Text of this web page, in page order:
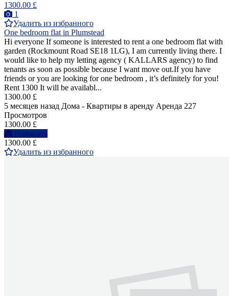
1300.00 £
1
Удалить из избранного
One bedroom flat in Plumstead
Hi everyone If someone is interested to rent a one bedroom flat with
garden (Rockmount Road SE18 1LG), I am currently living there. I
would like to help my letting agency ( KALLARS agency) to find
tenants as soon as possible because I want move out.If you have
friends or you are looking for one bedroom , it’s definitely for you!
Rent 1300 It will be availabl...
1300.00 £
5 месяцев назад Дома - Квартиры в аренду Аренда 227
Просмотров
1300.00 £
Написать
1300.00 £
Удалить из избранного